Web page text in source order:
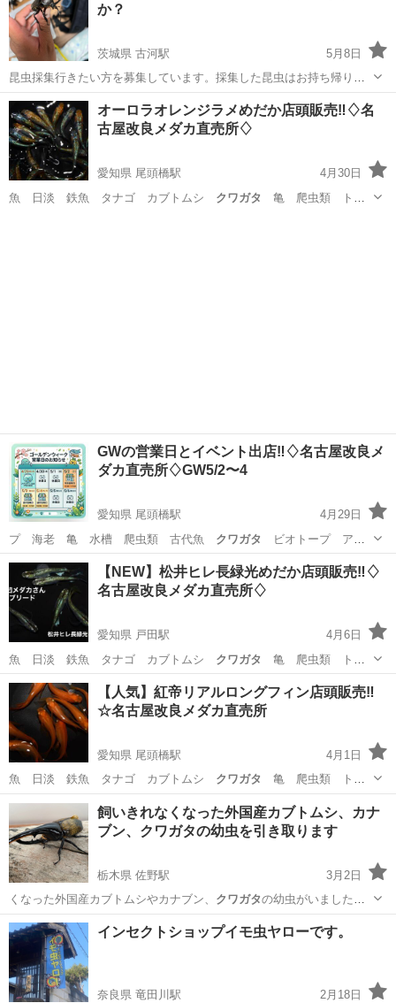
か？
茨城県 古河駅
5月8日
昆虫採集行きたい方を募集しています。採集した昆虫はお持ち帰りく
ださい👍
茨城 古河市 古河駅 その他
オーロラオレンジラメめだか店頭販売‼️♢名
古屋改良メダカ直売所♢
愛知県 尾頭橋駅
4月30日
魚 日淡 鉄魚 タナゴ カブトムシ クワガタ
亀 爬虫類 トカ
GWの営業日とイベント出店‼️♢名古屋改良メ
ダカ直売所♢GW5/2〜4
愛知県 尾頭橋駅
4月29日
プ 海老 亀 水槽 爬虫類 古代魚 クワガタ
ビオトープ アク
アリウム 水槽
愛知 名古屋市 尾頭橋駅 その他のペット メダカ
【NEW】松井ヒレ長緑光めだか店頭販売‼️♢
名古屋改良メダカ直売所♢
愛知県 戸田駅
4月6日
魚 日淡 鉄魚 タナゴ カブトムシ クワガタ
亀 爬虫類 トカ
ゲ 海水魚 熱帯魚…
愛知 名古屋市 戸田駅 その他のペット メダカ
【人気】紅帝リアルロングフィン店頭販売‼️
☆名古屋改良メダカ直売所
愛知県 尾頭橋駅
4月1日
魚 日淡 鉄魚 タナゴ カブトムシ クワガタ
亀 爬虫類 トカ
ゲ 海水魚 熱帯魚…
愛知 名古屋市 尾頭橋駅 その他のペット メダカ
飼いきれなくなった外国産カブトムシ、カナ
ブン、クワガタの幼虫を引き取ります
栃木県 佐野駅
3月2日
くなった外国産カブトムシやカナブン、 クワガタの幼虫がいました
ら、まとめて引き取ら…
栃木 佐野市 佐野駅 クワガタ
インセクトショップイモ虫ヤローです。
奈良県 竜田川駅
2月18日